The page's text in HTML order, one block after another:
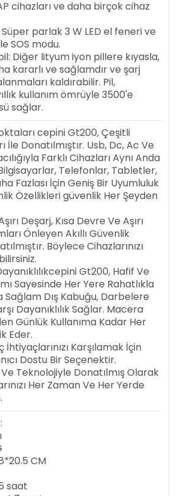
cihazları ve daha birçok cihaz
parlak 3 W LED el feneri ve
SOS modu.
Diğer lityum iyon pillere kıyasla,
kararlı ve sağlamdır ve şarj
kaldırabilir. Pil,
kullanım ömrüyle 3500'e
sağlar.
cepini Gt200, Çeşitli
İle Donatılmıştır. Usb, Dc, Ac Ve
Farklı Cihazları Aynı Anda
Telefonlar, Tabletler,
Fazlası İçin Geniş Bir Uyumluluk
Özellikleri güvenlik Her Şeyden
Deşarj, Kısa Devre Ve Aşırı
Önleyen Akıllı Güvenlik
Böylece Cihazlarınızı
Gt200, Hafif Ve
Sayesinde Her Yere Rahatlıkla
Sağlam Dış Kabuğu, Darbelere
Dayanıklılık Sağlar. Macera
Günlük Kullanıma Kadar Her
Eder.
Karşılamak İçin
Dostu Bir Seçenektir.
Teknolojiyle Donatılmış Olarak
Her Zaman Ve Her Yerde
CM
saat